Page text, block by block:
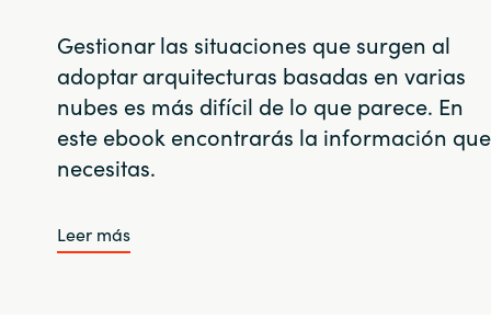
Gestionar las situaciones que surgen al
adoptar arquitecturas basadas en varias
nubes es más difícil de lo que parece. En
este ebook encontrarás la información que
necesitas.
Leer más